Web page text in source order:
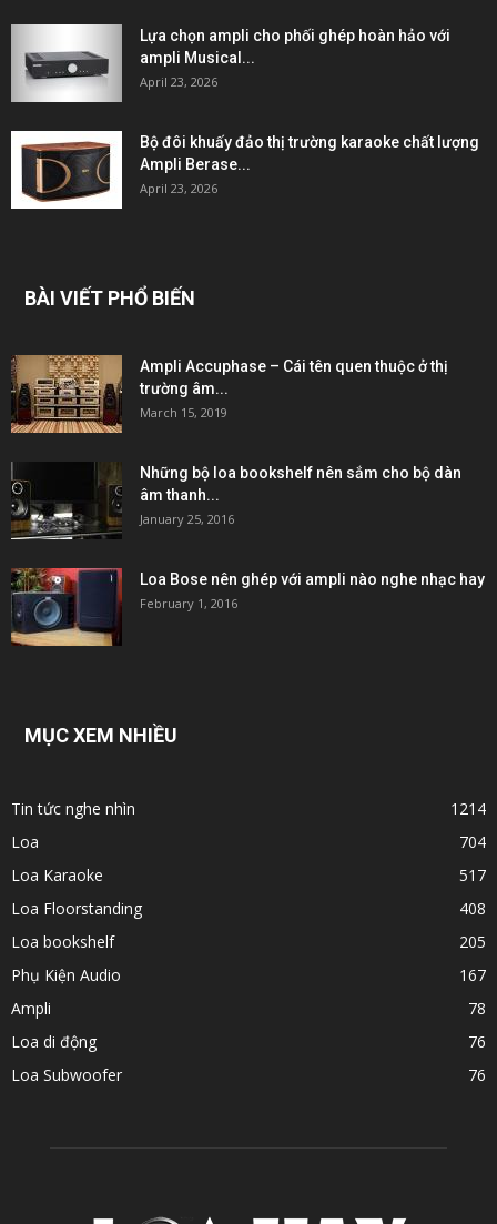
Lựa chọn ampli cho phối ghép hoàn hảo với
ampli Musical...
April 23, 2026
Bộ đôi khuấy đảo thị trường karaoke chất lượng
Ampli Berase...
April 23, 2026
BÀI VIẾT PHỔ BIẾN
Ampli Accuphase – Cái tên quen thuộc ở thị
trường âm...
March 15, 2019
Những bộ loa bookshelf nên sắm cho bộ dàn
âm thanh...
January 25, 2016
Loa Bose nên ghép với ampli nào nghe nhạc hay
February 1, 2016
MỤC XEM NHIỀU
Tin tức nghe nhìn
1214
Loa
704
Loa Karaoke
517
Loa Floorstanding
408
Loa bookshelf
205
Phụ Kiện Audio
167
Ampli
78
Loa di động
76
Loa Subwoofer
76